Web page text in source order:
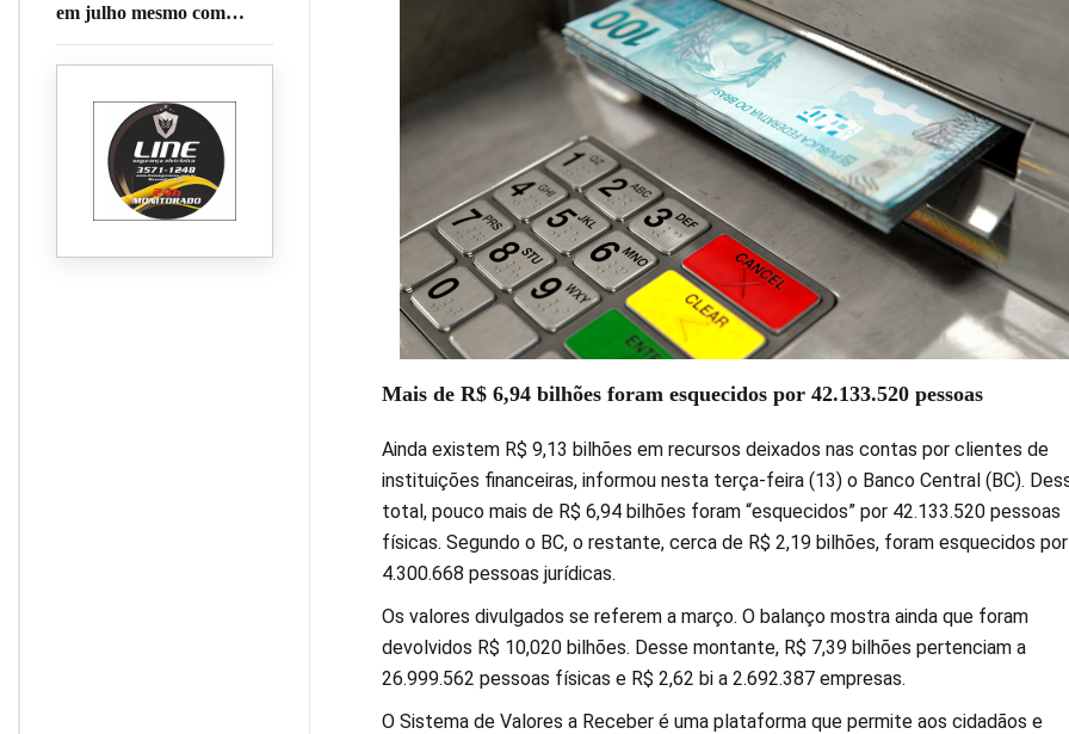
em julho mesmo com
Mais de R$ 6,94 bilhões foram esquecidos por 42.133.520 pessoas
Ainda existem R$ 9,13 bilhões em recursos deixados nas contas por clientes de
instituições financeiras, informou nesta terça-feira (13) o Banco Central (BC).
total, pouco mais de R$ 6,94 bilhões foram “esquecidos” por 42.133.520 pessoas
físicas. Segundo o BC, o restante, cerca de R$ 2,19 bilhões, foram esquecidos por
4.300.668 pessoas jurídicas.
Os valores divulgados se referem a março. O balanço mostra ainda que foram
devolvidos R$ 10,020 bilhões. Desse montante, R$ 7,39 bilhões pertenciam a
26.999.562 pessoas físicas e R$ 2,62 bi a 2.692.387 empresas.
O Sistema de Valores a Receber é uma plataforma que permite aos cidadãos e